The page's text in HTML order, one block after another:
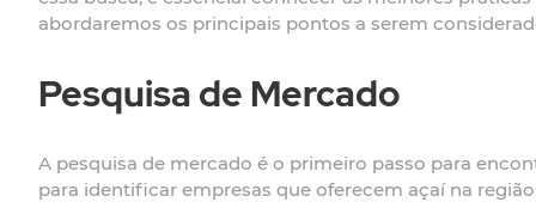
abordaremos os principais pontos a serem
Pesquisa de Mercado
A pesquisa de mercado é o primeiro passo para
para identificar empresas que oferecem açaí na